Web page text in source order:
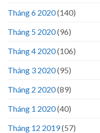
Tháng 6 2020(140)
Tháng 5 2020(96)
Tháng 4 2020(106)
Tháng 3 2020(95)
Tháng 2 2020(89)
Tháng 1 2020(40)
Tháng 12 2019(57)